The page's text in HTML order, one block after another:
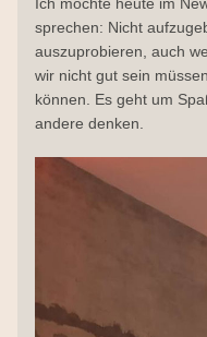
sprechen: Nicht
auszuprobieren, auch
wir nicht gut sein
können. Es geht um
andere denken.